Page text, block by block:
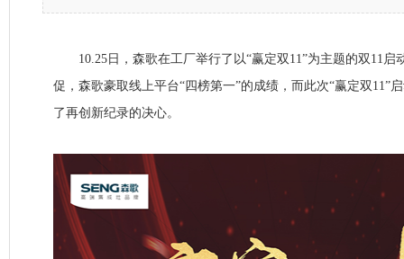
10.25日，森歌在工厂举行了以“赢定双11”为主题的双11启
促，森歌豪取线上平台“四榜第一”的成绩，而此次“赢定双11”
了再创新纪录的决心。